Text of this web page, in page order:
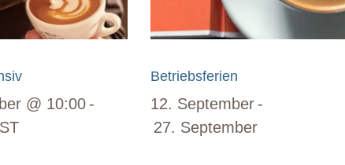
@ 10:00 -
Betriebsferien
12. September -
27. September